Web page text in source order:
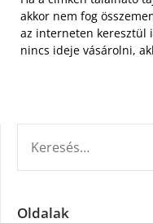
akkor nem fog
az interneten keresztül
nincs ideje vásárolni,
Oldalak